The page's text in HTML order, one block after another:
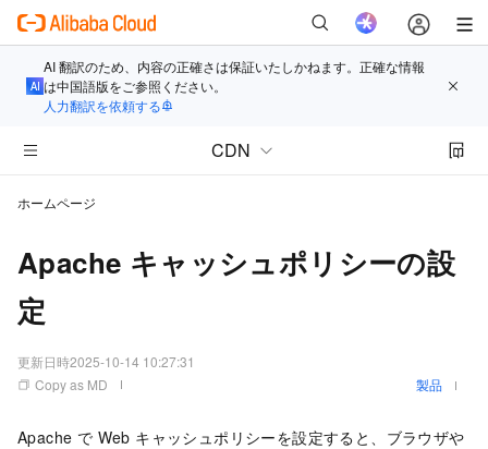
AI 翻訳のため、内容の正確さは保証いたしかねます。正確な情報
は中国語版をご参照ください。
人力翻訳を依頼する
CDN
ホームページ
Apache キャッシュポリシーの設
定
更新日時2025-10-14 10:27:31
Copy as MD
製品
Apache で Web キャッシュポリシーを設定すると、ブラウザや